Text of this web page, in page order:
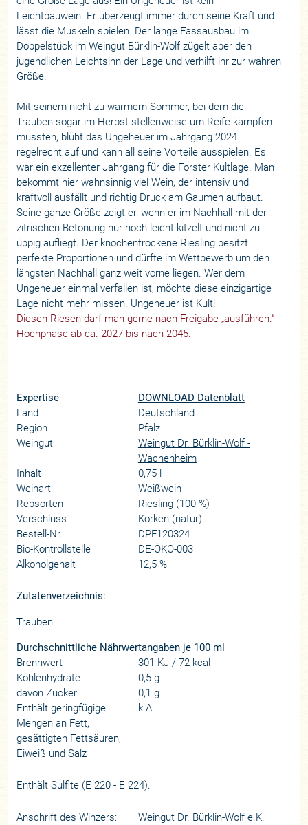
Leichtbauwein. Er überzeugt immer durch seine Kraft und
lässt die Muskeln spielen. Der lange Fassausbau im
Doppelstück im Weingut Bürklin-Wolf zügelt aber den
jugendlichen Leichtsinn der Lage und verhilft ihr zur wahren
Größe.
Mit seinem nicht zu warmem Sommer, bei dem die
Trauben sogar im Herbst stellenweise um Reife kämpfen
mussten, blüht das Ungeheuer im Jahrgang 2024
regelrecht auf und kann all seine Vorteile ausspielen. Es
war ein exzellenter Jahrgang für die Forster Kultlage. Man
bekommt hier wahnsinnig viel Wein, der intensiv und
kraftvoll ausfällt und richtig Druck am Gaumen aufbaut.
Seine ganze Größe zeigt er, wenn er im Nachhall mit der
zitrischen Betonung nur noch leicht kitzelt und nicht zu
üppig aufliegt. Der knochentrockene Riesling besitzt
perfekte Proportionen und dürfte im Wettbewerb um den
längsten Nachhall ganz weit vorne liegen. Wer dem
Ungeheuer einmal verfallen ist, möchte diese einzigartige
Lage nicht mehr missen. Ungeheuer ist Kult!
Diesen Riesen darf man gerne nach Freigabe „ausführen.“
Hochphase ab ca. 2027 bis nach 2045.
Expertise
DOWNLOAD Datenblatt
Land
Deutschland
Region
Pfalz
Weingut
Weingut Dr. Bürklin-Wolf -
Wachenheim
Inhalt
0,75 l
Weinart
Weißwein
Rebsorten
Riesling (100 %)
Verschluss
Korken (natur)
Bestell-Nr.
DPF120324
Bio-Kontrollstelle
DE-ÖKO-003
Alkoholgehalt
12,5 %
Zutatenverzeichnis:
Trauben
Durchschnittliche Nährwertangaben je 100 ml
Brennwert
301 KJ / 72 kcal
Kohlenhydrate
0,5 g
davon Zucker
0,1 g
Enthält geringfügige
Mengen an Fett,
gesättigten Fettsäuren,
Eiweiß und Salz
k.A.
Enthält Sulfite (E 220 - E 224).
Anschrift des Winzers: Weingut Dr. Bürklin-Wolf e.K.